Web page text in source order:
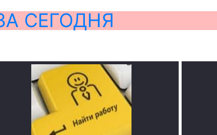
СЕГОДНЯ